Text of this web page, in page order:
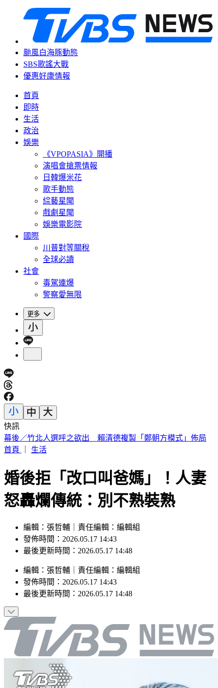
颱風白海豚動態
SBS歌謠大戰
優惠好康情報
首頁
即時
生活
政治
娛樂
《VPOPASIA》開播
演唱會搶票情報
日韓爆米花
歌手動態
綜藝星聞
戲劇星聞
娛樂電影院
國際
川普對等關稅
全球必讀
社會
毒駕連爆
警察愛無限
更多
快訊
林安可膝蓋受傷下二軍！7月打擊破3成 日媒：好事多磨
首頁
生活
婚後拒「改口叫爸媽」！人妻
怒轟爛傳統：別不熟裝熟
編輯：張哲輔｜責任編輯：編輯組
發佈時間：2026.05.17 14:43
最後更新時間：2026.05.17 14:48
編輯 ： 張哲輔 責任編輯 ： 編輯組
發佈時間： 2026.05.17 14:43
最後更新時間： 2026.05.17 14:48